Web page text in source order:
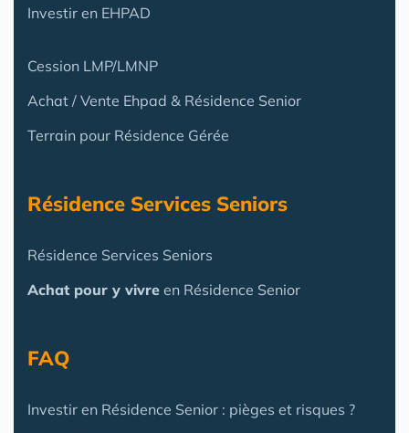
Investir en EHPAD
Cession LMP/LMNP
Achat / Vente Ehpad & Résidence Senior
Terrain pour Résidence Gérée
Résidence Services Seniors
Résidence Services Seniors
Achat pour y vivre en Résidence Senior
FAQ
Investir en Résidence Senior : pièges et risques ?